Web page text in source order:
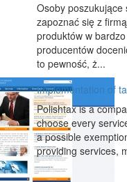
Osoby
zapoznać się z
produktów w
producentów
to pewność, ż...
Implementation of
Polishtax is a
choose every
a possible
providing services,